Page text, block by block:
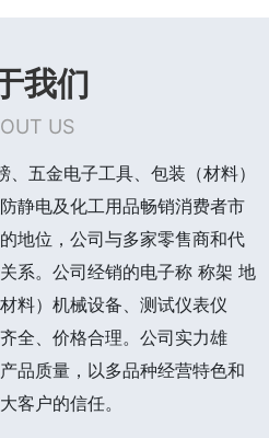
我们
US
五金电子工具、包装（材料）
静电及化工用品畅销消费者市
地位，公司与多家零售商和代
系。公司经销的电子称 称架 地
料）机械设备、测试仪表仪
全、价格合理。公司实力雄
品质量，以多品种经营特色和
客户的信任。